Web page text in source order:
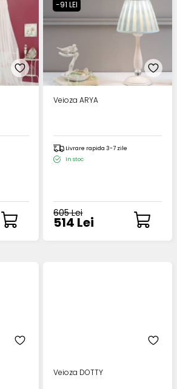
-91 LEI
Veioza ARYA
Livrare rapida 3-7 zile
In stoc
605 Lei
514 Lei
Veioza DOTTY